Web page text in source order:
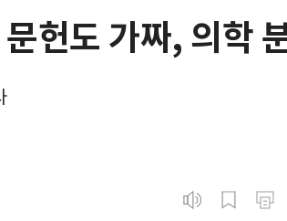
헌도 가짜, 의학